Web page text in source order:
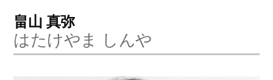
畠山 真弥
はたけやま しんや